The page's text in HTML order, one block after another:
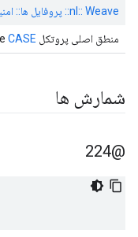
nl:: Weave:: پروفایل ها:: امنیت:: CASE:: WeaveCASEEngine
منطق اصلی پروتکل Weave CASE
شمارش ها
@224